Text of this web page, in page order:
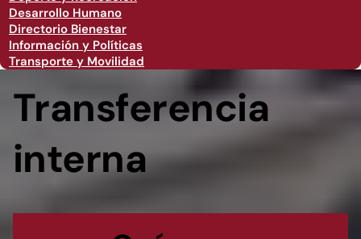
Desarrollo Humano
Directorio Bienestar
Información y Políticas
Transporte y Movilidad
Transferencia
interna